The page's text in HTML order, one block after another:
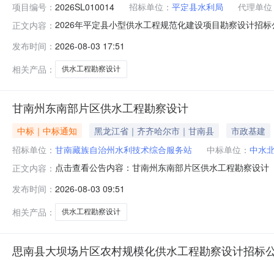
项目编号： 2026SL010014 招标单位： 平定县水利局
代理单
正文内容： 2026年平定县小型供水工程规范化建设项目勘察设计招
发布时间： 2026-08-03 17:51
相关产品：
供水工程勘察设计
甘南州东南部片区供水工程勘察设计
中标｜中标通知 黑龙江省｜齐齐哈尔市｜甘南县
市政基建
招标单位： 甘南藏族自治州水利技术综合服务站 中标单位： 中水
正文内容： 点击查看公告内容：甘南州东南部片区供水工程勘察设计
发布时间： 2026-08-03 09:51
相关产品：
供水工程勘察设计
思南县大坝场片区农村规模化供水工程勘察设计招标